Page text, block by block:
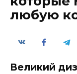
любую
Великий